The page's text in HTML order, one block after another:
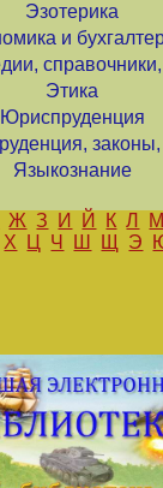
Эзотерика
и
Этика
Юриспруденция
законы,
Языкознание
Ж З И Й К Л М
Х Ц Ч Ш Щ Э